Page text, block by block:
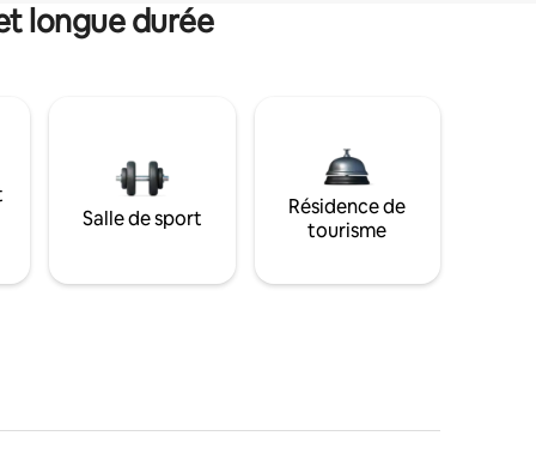
longue durée
Salle de sport
Résidence de
tourisme